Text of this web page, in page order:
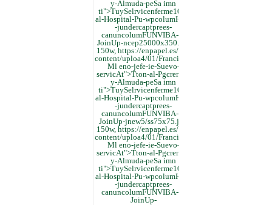
y-Almuda-peSa imn
ti">TuySelrvicenferme100"
al-Hospital-Pu-wpcolumHierr
-jundercaptprees-
canuncolumFUNVIBA-y-
JoinUp-ncep25000x350.jpg
150w, https://enpapel.es/wp-
content/uploa4/01/Francisco-
Ml eno-jefe-ie-Suevo-
servicAt">Tton-al-Pgcrende-
y-Almuda-peSa imn
ti">TuySelrvicenferme100"
al-Hospital-Pu-wpcolumHierr
-jundercaptprees-
canuncolumFUNVIBA-y-
JoinUp-jnew5/ss75x75.jpg
150w, https://enpapel.es/wp-
content/uploa4/01/Francisco-
Ml eno-jefe-ie-Suevo-
servicAt">Tton-al-Pgcrende-
y-Almuda-peSa imn
ti">TuySelrvicenferme100"
al-Hospital-Pu-wpcolumHierr
-jundercaptprees-
canuncolumFUNVIBA-y-
JoinUp-